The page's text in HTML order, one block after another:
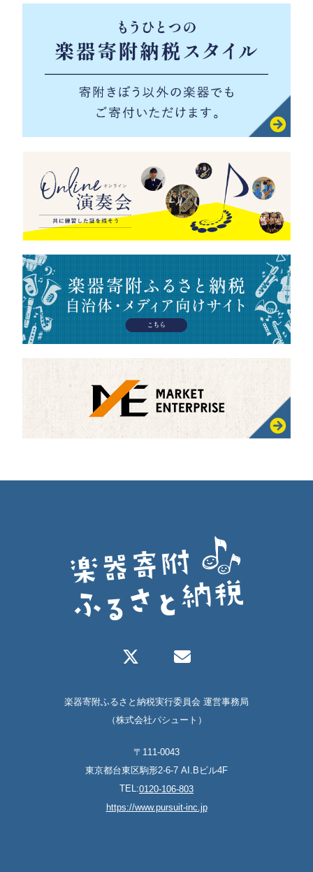
楽器寄附ふるさと納税実行委員会 運営事務局
（株式会社パシュート）
〒111-0043
東京都台東区駒形2-6-7 AI.Bビル4F
TEL:0120-106-803
https://www.pursuit-inc.jp